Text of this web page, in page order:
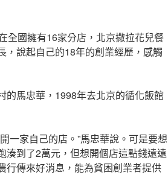
全國擁有16家分店，北京撒拉花兒餐
，說起自己的18年的創業經歷，感觸
的馬忠華，1998年去北京的循化飯館
一家自己的店。”馬忠華說。可是要想
湊到了2萬元，但想開個店這點錢遠遠
行傳來好消息，能為貧困創業者提供